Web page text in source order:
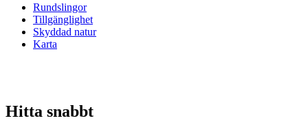
Rundslingor
Tillgänglighet
Skyddad natur
Karta
Hitta snabbt